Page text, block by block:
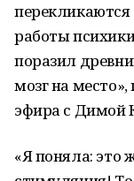
работы
поразил
мозг на
эфира с Димой
«Я поняла: это